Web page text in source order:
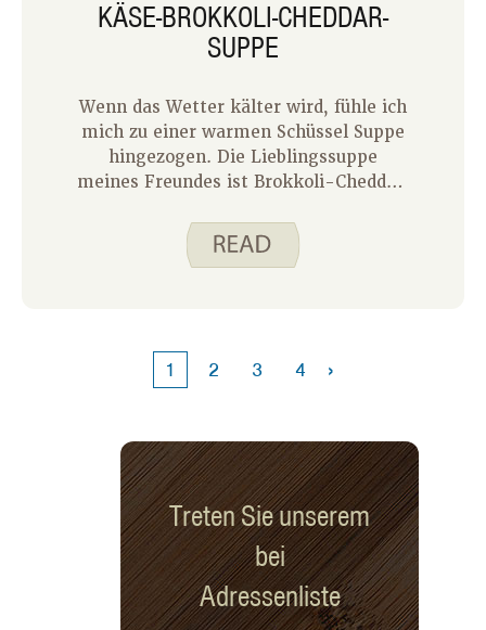
KÄSE-BROKKOLI-CHEDDAR-
SUPPE
Wenn das Wetter kälter wird, fühle ich
mich zu einer warmen Schüssel Suppe
hingezogen. Die Lieblingssuppe
meines Freundes ist Brokkoli-Cheddar,
danach. Die Frage ist, gehen wir zum
nächsten Restaurant und probieren
ausprobiert und bin hier, um meine
Gedanken zu teilen!
1 2 3 4 ›
Treten Sie unserem
bei
Adressenliste